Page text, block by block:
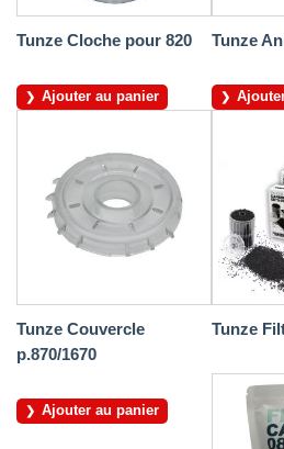
Tunze Cloche pour 820
Ajouter au panier
Tunze
Tunze Couvercle
p.870/1670
Ajouter au panier
Tunze